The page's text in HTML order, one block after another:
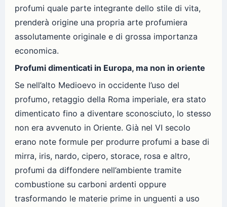
profumi quale parte integrante dello stile di vita,
prenderà origine una propria arte profumiera
assolutamente originale e di grossa importanza
economica.
Profumi dimenticati in Europa, ma non in oriente
Se nell’alto Medioevo in occidente l’uso del
profumo, retaggio della Roma imperiale, era stato
dimenticato fino a diventare sconosciuto, lo stesso
non era avvenuto in Oriente. Già nel VI secolo
erano note formule per produrre profumi a base di
mirra, iris, nardo, cipero, storace, rosa e altro,
profumi da diffondere nell’ambiente tramite
combustione su carboni ardenti oppure
trasformando le materie prime in unguenti a uso